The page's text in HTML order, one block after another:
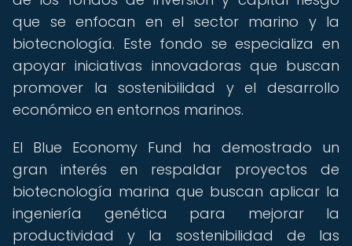
que se enfocan en el sector marino y la
biotecnología. Este fondo se especializa en
apoyar iniciativas innovadoras que buscan
promover la sostenibilidad y el desarrollo
económico en entornos marinos.
El Blue Economy Fund ha demostrado un
gran interés en respaldar proyectos de
biotecnología marina que buscan aplicar la
ingeniería genética para mejorar la
productividad y la sostenibilidad de las